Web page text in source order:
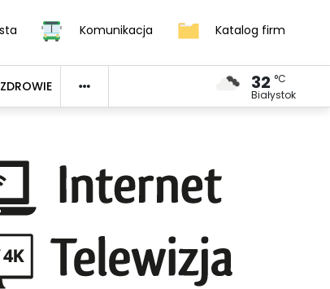
Komunikacja Katalog firm
32 °C
Białystok